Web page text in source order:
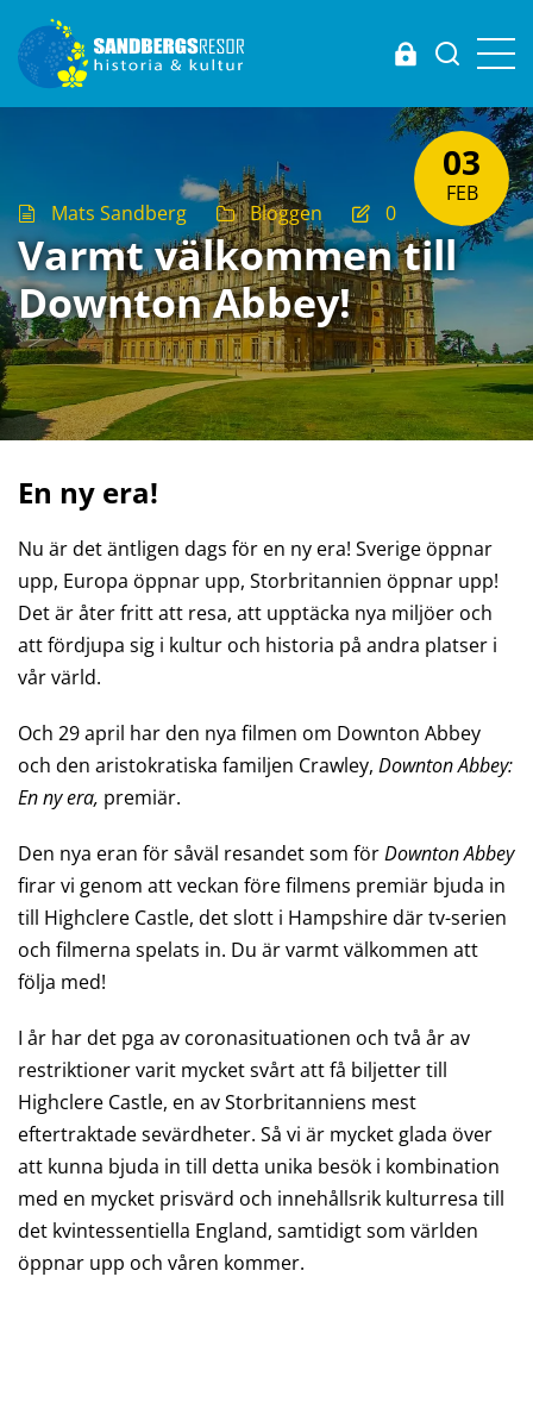
Login
03
FEB
Mats Sandberg Bloggen 0
Varmt välkommen till
Downton Abbey!
En ny era!
Nu är det äntligen dags för en ny era! Sverige öppnar
upp, Europa öppnar upp, Storbritannien öppnar upp!
Det är åter fritt att resa, att upptäcka nya miljöer och
att fördjupa sig i kultur och historia på andra platser i
vår värld.
Och 29 april har den nya filmen om Downton Abbey
och den aristokratiska familjen Crawley, Downton Abbey:
En ny era, premiär.
Den nya eran för såväl resandet som förDownton Abbey
firar vi genom att veckan före filmens premiär bjuda in
till Highclere Castle, det slott i Hampshire där tv-serien
och filmerna spelats in. Du är varmt välkommen att
följa med!
I år har det pga av coronasituationen och två år av
restriktioner varit mycket svårt att få biljetter till
Highclere Castle, en av Storbritanniens mest
eftertraktade sevärdheter. Så vi är mycket glada över
att kunna bjuda in till detta unika besök i kombination
med en mycket prisvärd och innehållsrik kulturresa till
det kvintessentiella England, samtidigt som världen
öppnar upp och våren kommer.